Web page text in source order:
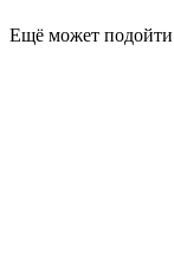
Ещё может подойти